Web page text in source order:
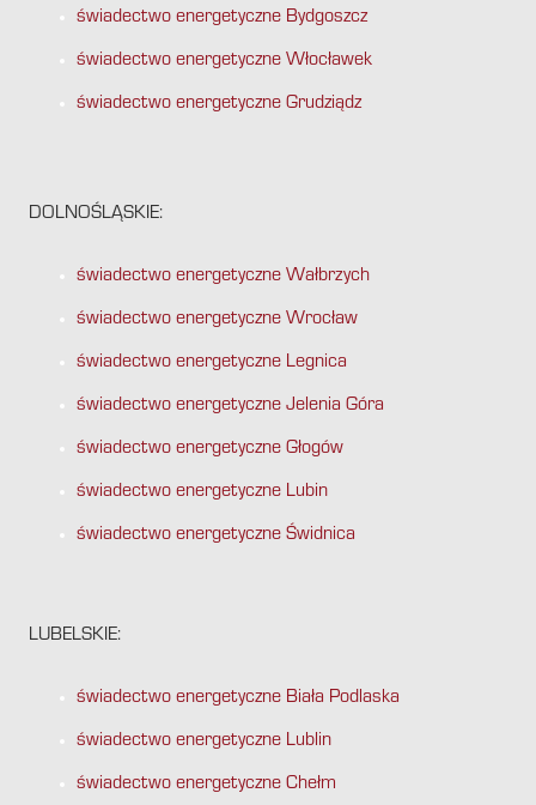
świadectwo energetyczne Bydgoszcz
świadectwo energetyczne Włocławek
świadectwo energetyczne Grudziądz
DOLNOŚLĄSKIE:
świadectwo energetyczne Wałbrzych
świadectwo energetyczne Wrocław
świadectwo energetyczne Legnica
świadectwo energetyczne Jelenia Góra
świadectwo energetyczne Głogów
świadectwo energetyczne Lubin
świadectwo energetyczne Świdnica
LUBELSKIE:
świadectwo energetyczne Biała Podlaska
świadectwo energetyczne Lublin
świadectwo energetyczne Chełm